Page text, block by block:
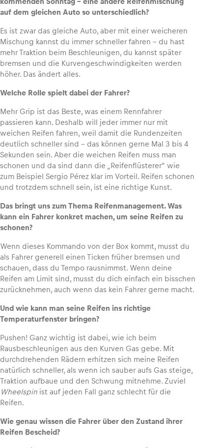
auf dem gleichen Auto so unterschiedlich?
Es ist zwar das gleiche Auto, aber mit einer weicheren
Mischung kannst du immer schneller fahren – du hast
mehr Traktion beim Beschleunigen, du kannst später
bremsen und die Kurvengeschwindigkeiten werden
höher. Das ändert alles.
Welche Rolle spielt dabei der Fahrer?
Mehr Grip ist das Beste, was einem Rennfahrer
passieren kann. Deshalb will jeder immer nur mit
weichen Reifen fahren, weil damit die Rundenzeiten
deutlich schneller sind – das können gerne Mal 3 bis 4
Sekunden sein. Aber die weichen Reifen muss man
schonen und da sind dann die „Reifenflüsterer“ wie
zum Beispiel Sergio Pérez klar im Vorteil. Reifen schonen
und trotzdem schnell sein, ist eine richtige Kunst.
Das bringt uns zum Thema Reifenmanagement. Was
kann ein Fahrer konkret machen, um seine Reifen zu
schonen?
Wenn dieses Kommando von der Box kommt, musst du
als Fahrer generell einen Ticken früher bremsen und
schauen, dass du Tempo rausnimmst. Wenn deine
Reifen am Limit sind, musst du dich einfach ein bisschen
zurücknehmen, auch wenn das kein Fahrer gerne macht.
Und wie kann man seine Reifen ins richtige
Temperaturfenster bringen?
Pushen! Ganz wichtig ist dabei, wie ich beim
Rausbeschleunigen aus den Kurven Gas gebe. Mit
durchdrehenden Rädern erhitzen sich meine Reifen
natürlich schneller, als wenn ich sauber aufs Gas steige,
Traktion aufbaue und den Schwung mitnehme. Zuviel
Wheelspin ist auf jeden Fall ganz schlecht für die
Reifen.
Wie genau wissen die Fahrer über den Zustand ihrer
Reifen Bescheid?